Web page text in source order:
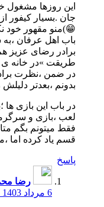
این روزها مشغول
جان .بسیار کیفور
😁)منو مقهور خود
باب اهل عرفان
برادر رضای عزیز
طریقت »در خانه ی
در ضمن ،نظرت
بدونم ،بعدتر
در باب این بازی ها
لعب ،بازی و
فقط میتونم بگم
قسم یاد کرده اما
پاسخ
رضا
6 مرداد 1403 در 10:33 ق.ظ